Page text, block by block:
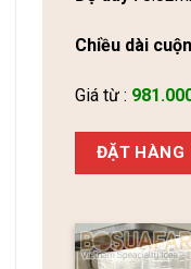
Chiều dài
Giá từ :
ĐẶT HÀNG